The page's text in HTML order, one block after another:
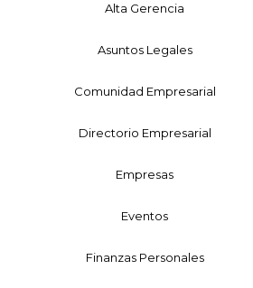
Alta Gerencia
Asuntos Legales
Comunidad Empresarial
Directorio Empresarial
Empresas
Eventos
Finanzas Personales